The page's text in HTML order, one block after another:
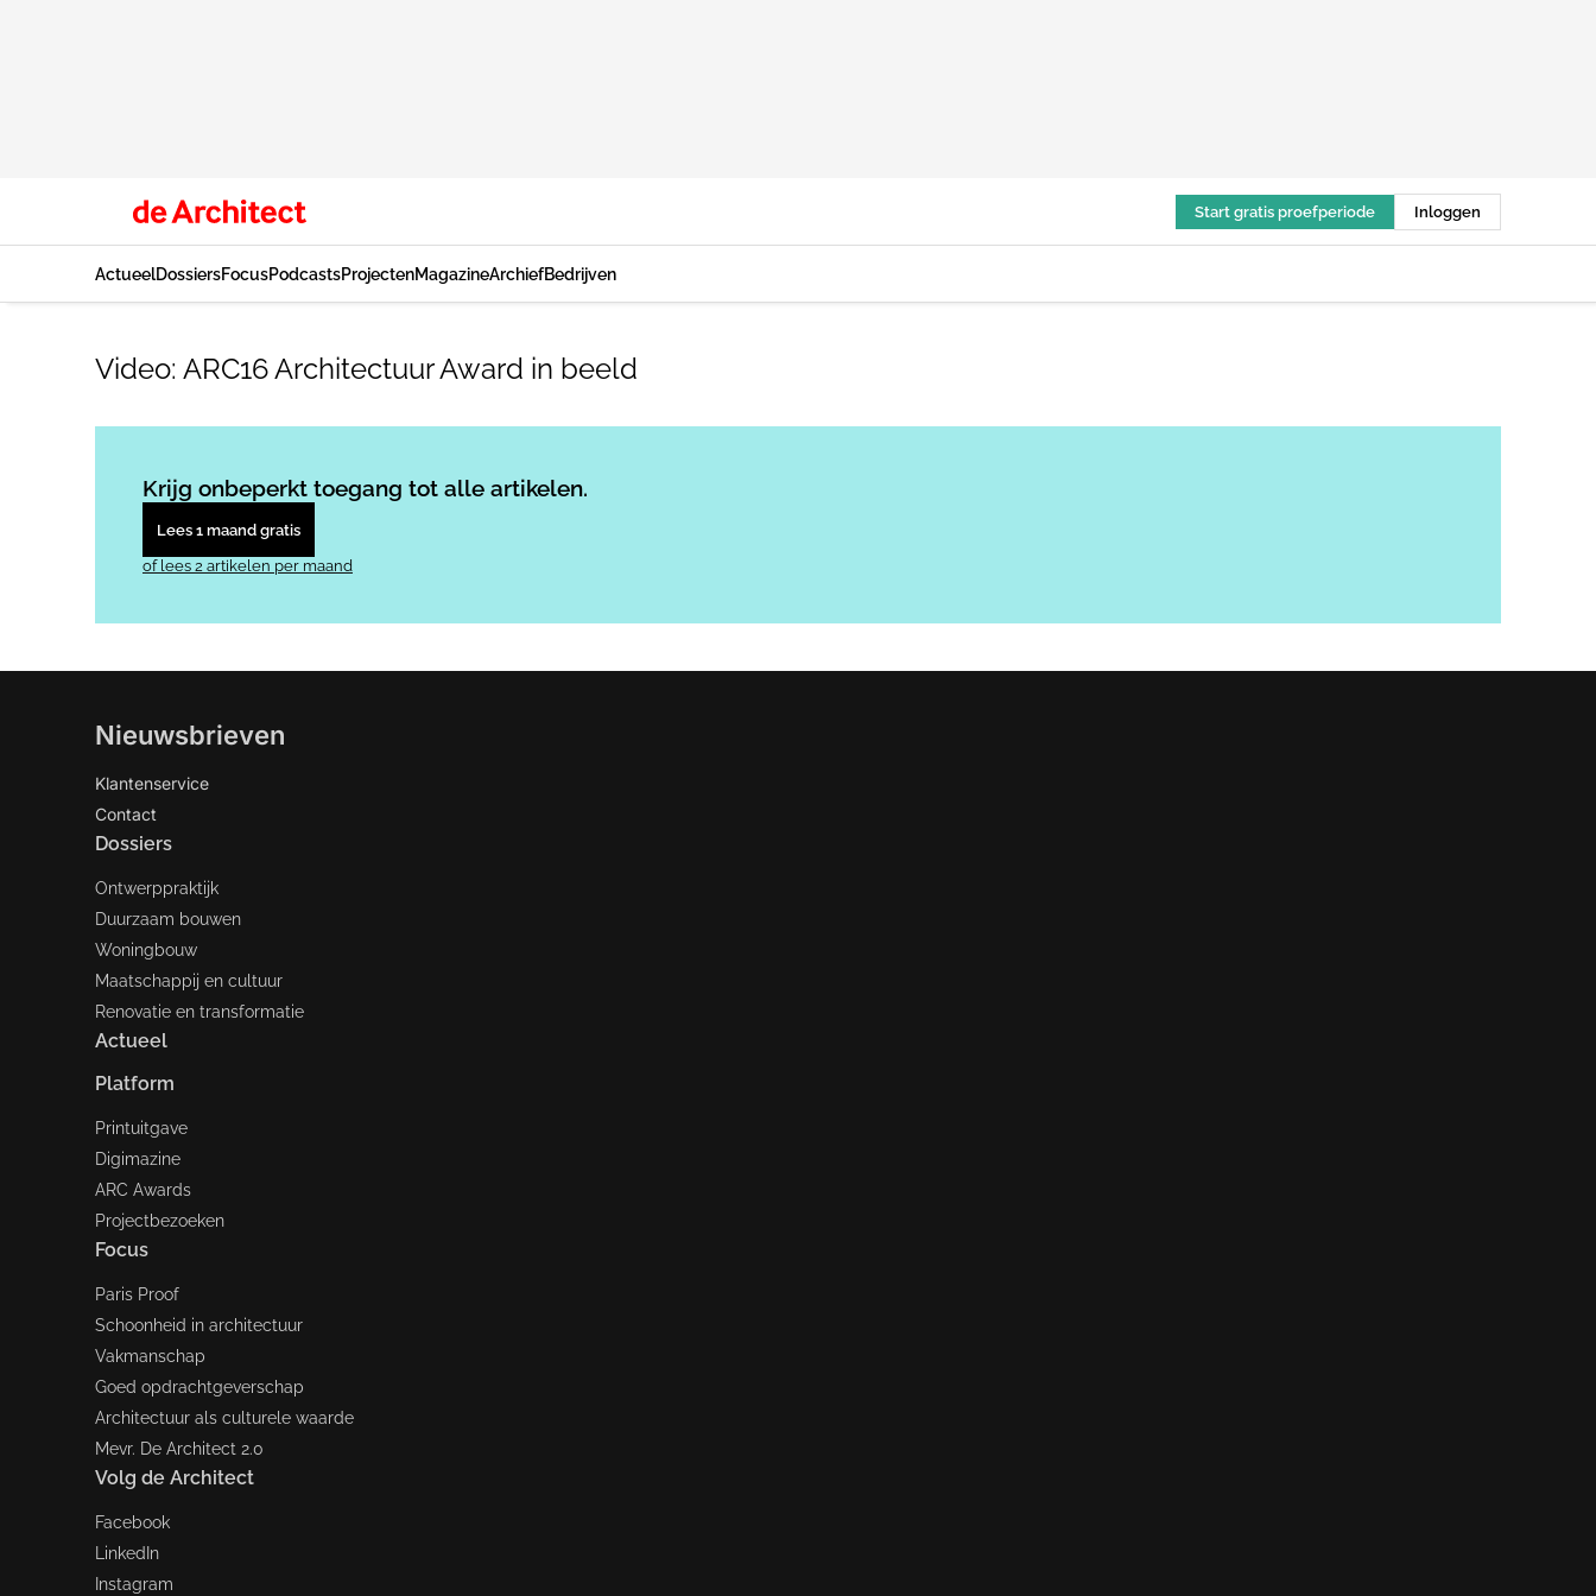
Start gratis proefperiode Inloggen
ActueelDossiersFocusPodcastsProjectenMagazineArchiefBedrijven
Video: ARC16 Architectuur Award in beeld
Krijg onbeperkt toegang tot alle artikelen.
Lees 1 maand gratis
of lees 2 artikelen per maand
Nieuwsbrieven
Klantenservice
Contact
Dossiers
Ontwerppraktijk
Duurzaam bouwen
Woningbouw
Maatschappij en cultuur
Renovatie en transformatie
Actueel
Platform
Printuitgave
Digimazine
ARC Awards
Projectbezoeken
Focus
Paris Proof
Schoonheid in architectuur
Vakmanschap
Goed opdrachtgeverschap
Architectuur als culturele waarde
Mevr. De Architect 2.0
Volg de Architect
Facebook
LinkedIn
Instagram